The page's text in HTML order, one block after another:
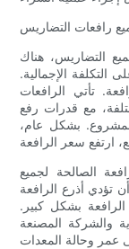
رافعات التضاريس
التضاريس، هناك
التكلفة الإجمالية.
تأتي الرافعات
مع قدرات رفع
بشكل عام،
الصالحة لجميع
تؤدي أذرع الرافعة
بشكل كبير.
والشركة المصنعة